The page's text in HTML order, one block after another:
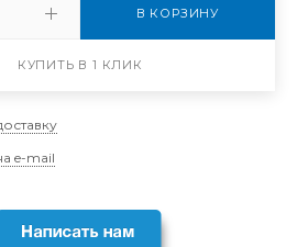
В КОРЗИНУ
КУПИТЬ В 1 КЛИК
e-mail